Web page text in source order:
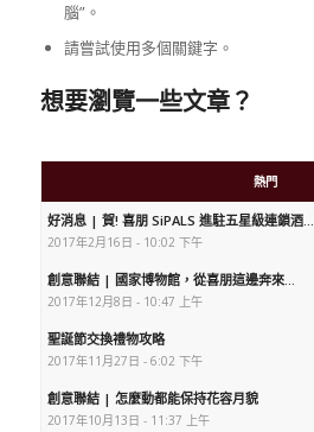
腦”。
請嘗試使用多個關鍵字。
想要瀏覽一些文章？
熱門
好消息 | 賀! 喜朋 SiPALS 進駐五星級連鎖酒...
2017年2月16日 - 10:02 下午
創意聯結 | 國家博物館，從喜朋這邊奔來...
2017年12月8日 - 10:47 上午
聖誕節交換禮物攻略
2017年11月27日 - 6:02 下午
創意聯結 | 怎麼動都能保持花容月貌
2017年10月13日 - 11:37 上午